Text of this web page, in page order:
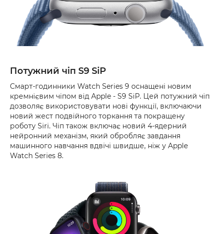
Потужний чіп S9 SiP
Смарт-годинники Watch Series 9 оснащені новим
кремнієвим чіпом від Apple - S9 SiP. Цей потужний чіп
дозволяє використовувати нові функції, включаючи
новий жест подвійного торкання та покращену
роботу Siri. Чіп також включає новий 4-ядерний
нейронний механізм, який обробляє завдання
машинного навчання вдвічі швидше, ніж у Apple
Watch Series 8.